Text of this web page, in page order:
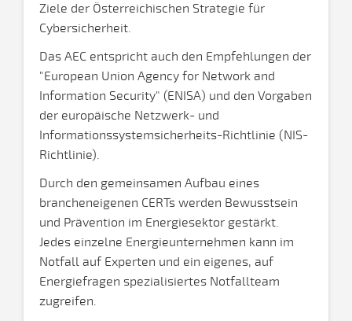
Ziele der Österreichischen Strategie für
Cybersicherheit.
Das AEC entspricht auch den Empfehlungen der
"European Union Agency for Network and
Information Security" (ENISA) und den Vorgaben
der europäische Netzwerk- und
Informationssystemsicherheits-Richtlinie (NIS-
Richtlinie).
Durch den gemeinsamen Aufbau eines
brancheneigenen CERTs werden Bewusstsein
und Prävention im Energiesektor gestärkt.
Jedes einzelne Energieunternehmen kann im
Notfall auf Experten und ein eigenes, auf
Energiefragen spezialisiertes Notfallteam
zugreifen.